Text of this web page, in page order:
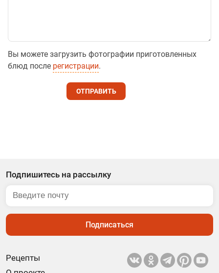
Вы можете загрузить фотографии приготовленных
блюд после регистрации.
ОТПРАВИТЬ
Рецепты
Подпишитесь на рассылку
Подписаться